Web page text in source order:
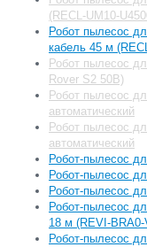
(RECL-UM10-
Робот пылесос
кабель 45 м
Робот пылесос
Rover S2 50B)
Робот пылесос
автоматический
Робот пылесос
автоматический
Робот-пылесос
Робот-пылесос
Робот-пылесос
Робот-пылесос
18 м (REVI-BRA0-
Робот-пылесос